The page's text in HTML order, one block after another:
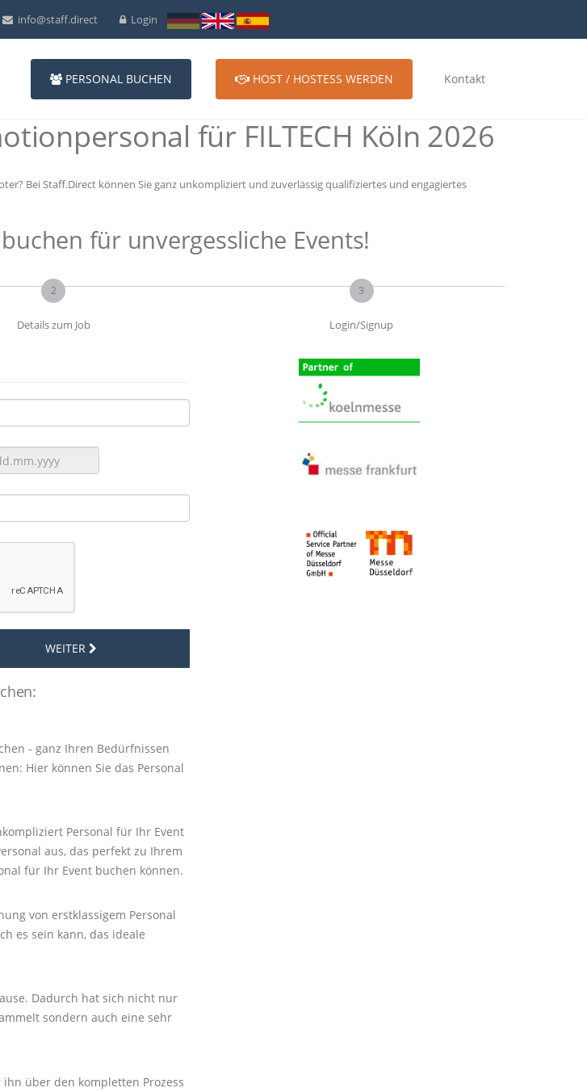
info@staff.direct Login
PERSONAL BUCHEN HOST / HOSTESS WERDEN Kontakt
für FILTECH Köln 2026
Bei Staff.Direct können Sie ganz unkompliziert und zuverlässig qualifiziertes und engagiertes
für unvergessliche Events!
2
Details zum Job
3
Login/Signup
WEITER
- ganz Ihren Bedürfnissen
Hier können Sie das Personal
Personal für Ihr Event
aus, das perfekt zu Ihrem
für Ihr Event buchen können.
von erstklassigem Personal
es sein kann, das ideale
Dadurch hat sich nicht nur
sondern auch eine sehr
über den kompletten Prozess